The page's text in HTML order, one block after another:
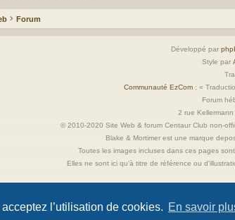
l’utilisation de cookies. En savoir
Forum
Développé par
Style par
Communauté EzCom : «
Forum
2 rue
© 2010-2020 Site Web & forum Centaur Club non-
Blake & Mortimer est une marque
Toutes les images incluses dans ces pages
Elles ne sont ici qu'à titre de référence ou